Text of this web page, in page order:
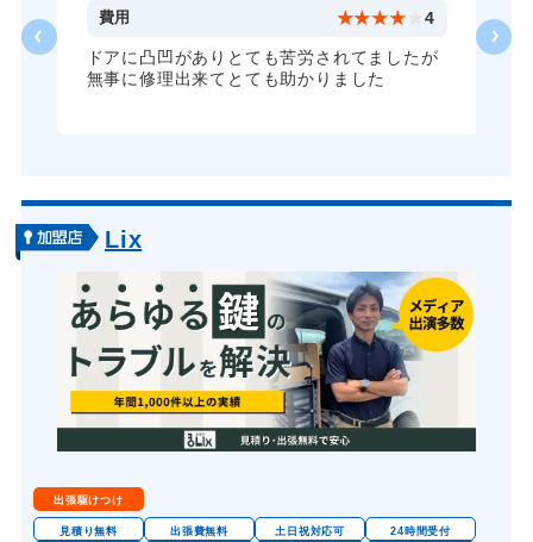
費用 ★★★★ 4
ドアに凸凹がありとても苦労されてましたが
無事に修理出来てとても助かりました
Lix
出張駆けつけ
見積り無料 出張費無料 土日祝対応可
24時間受付